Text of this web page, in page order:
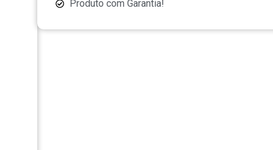
Produto com Garantia!